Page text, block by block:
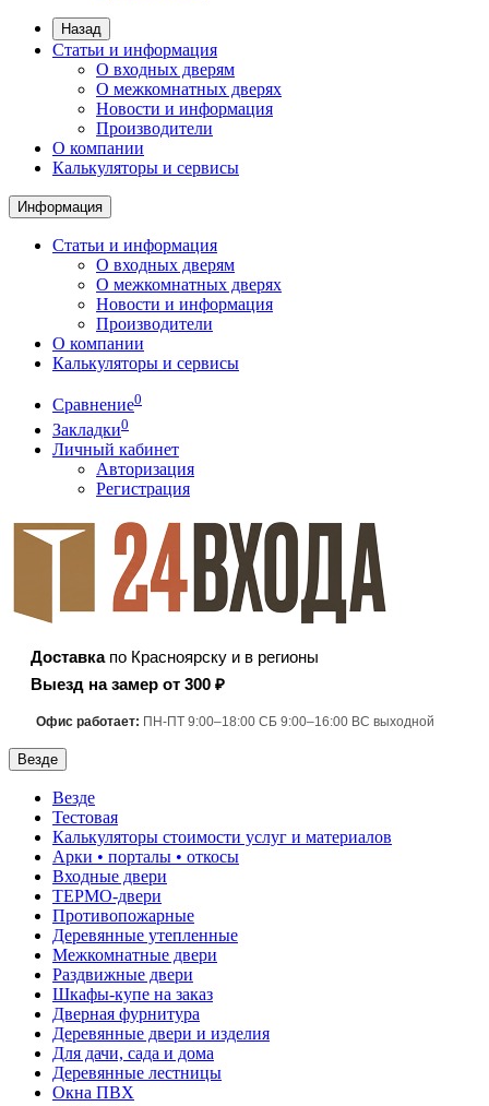
Назад
Статьи и информация
О входных дверям
О межкомнатных дверях
Новости и информация
Производители
О компании
Калькуляторы и сервисы
Информация
Статьи и информация
О входных дверям
О межкомнатных дверях
Новости и информация
Производители
О компании
Калькуляторы и сервисы
Сравнение0
Закладки0
Личный кабинет
Авторизация
Регистрация
Доставкапо Красноярску и в регионы
Выезд на замер от 300 ₽
Офис работает: ПН-ПТ 9:00–18:00 СБ 9:00–16:00 ВС выходной
Везде
Везде
Тестовая
Калькуляторы стоимости услуг и материалов
Арки • порталы • откосы
Входные двери
ТЕРМО-двери
Противопожарные
Деревянные утепленные
Межкомнатные двери
Раздвижные двери
Шкафы-купе на заказ
Дверная фурнитура
Деревянные двери и изделия
Для дачи, сада и дома
Деревянные лестницы
Окна ПВХ